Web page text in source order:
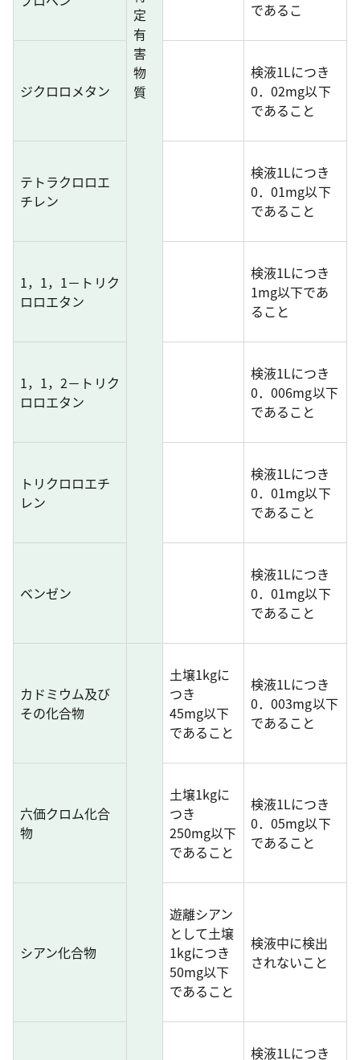
定
有
害
物
質
であるこ
ジクロロメタン
検液1Lにつき
0．02mg以下
であること
テトラクロロエ
チレン
検液1Lにつき
0．01mg以下
であること
1，1，1－トリク
ロロエタン
検液1Lにつき
1mg以下であ
ること
1，1，2－トリク
ロロエタン
検液1Lにつき
0．006mg以下
であること
トリクロロエチ
レン
検液1Lにつき
0．01mg以下
であること
ベンゼン
検液1Lにつき
0．01mg以下
であること
カドミウム及び
その化合物
土壌1kgに
つき
45mg以下
であること
検液1Lにつき
0．003mg以下
であること
六価クロム化合
物
土壌1kgに
つき
250mg以下
であること
検液1Lにつき
0．05mg以下
であること
シアン化合物
遊離シアン
として土壌
1kgにつき
50mg以下
であること
検液中に検出
されないこと
検液1Lにつき